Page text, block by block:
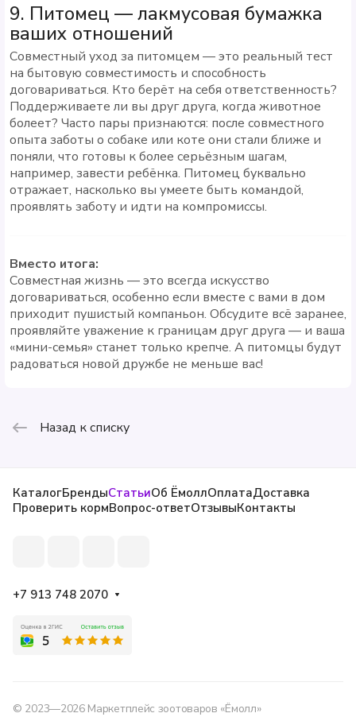
9. Питомец — лакмусовая бумажка
ваших отношений
Совместный уход за питомцем — это реальный тест
на бытовую совместимость и способность
договариваться. Кто берёт на себя ответственность?
Поддерживаете ли вы друг друга, когда животное
болеет? Часто пары признаются: после совместного
опыта заботы о собаке или коте они стали ближе и
поняли, что готовы к более серьёзным шагам,
например, завести ребёнка. Питомец буквально
отражает, насколько вы умеете быть командой,
проявлять заботу и идти на компромиссы.
Вместо итога:
Совместная жизнь — это всегда искусство
договариваться, особенно если вместе с вами в дом
приходит пушистый компаньон. Обсудите всё заранее,
проявляйте уважение к границам друг друга — и ваша
«мини-семья» станет только крепче. А питомцы будут
радоваться новой дружбе не меньше вас!
Назад к списку
КаталогБрендыСтатьиОб ЁмоллОплатаДоставка
Проверить кормВопрос-ответОтзывыКонтакты
+7 913 748 2070
© 2023—2026 Маркетплейс зоотоваров «Ёмолл»